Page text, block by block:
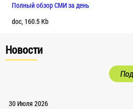
Полный обзор СМИ за день
doc, 160.5 Kb
Новости
30 Июля 2026